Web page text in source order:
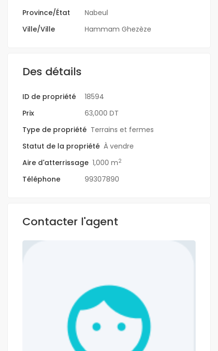
Province/État
Nabeul
Ville/Ville
Hammam Ghezèze
Des détails
ID de propriété
18594
Prix
63,000 DT
Type de propriété Terrains et fermes
Statut de la propriété À vendre
Aire d'atterrissage 1,000 m2
Téléphone 99307890
Contacter l'agent